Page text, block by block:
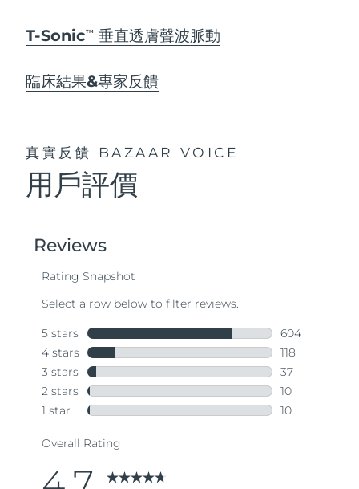
T-SonicTM 垂直透膚聲波脈動
臨床結果&專家反饋
真實反饋 BAZAAR VOICE
用戶評價